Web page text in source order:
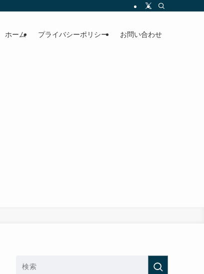
ホーム プライバシーポリシー お問い合わせ